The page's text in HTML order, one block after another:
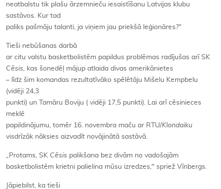
neatbalstu tik plašu ārzemnieču iesaistīšanu Latvijas klubu
sastāvos. Kur tad
paliks pašmāju talanti, ja viņiem jau priekšā leģionāres?"
Tieši nebūšanas darbā
ar citu valstu basketbolistēm papildus problēmas radījušas arī SK
Cēsis, kas šonedēļ mājup atlaida divas amerikānietes
– līdz šim komandas rezultatīvāko spēlētāju Mišelu Kempbelu
(vidēji 24,3
punkti) un Tamāru Boviju ( vidēji 17,5 punkti). Lai arī cēsinieces
meklē
papildinājumu, tomēr 16. novembra maču ar RTU/Klondaiku
visdrīzāk nāksies aizvadīt novājinātā sastāvā.
„Protams, SK Cēsis palikšana bez divām no vadošajām
basketbolistēm krietni palielina mūsu izredzes," spriež Vīnbergs.
Jāpiebilst, ka tieši